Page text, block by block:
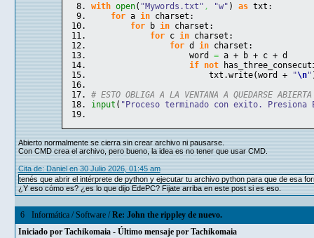
with open( "Mywords.txt" , "w" ) as txt:
for a in charset:
for b in charset:
for c in charset:
for d in charset:
word = a + b + c + d
if not
txt.write(word + "\n"
# ESTO OBLIGA A LA VENTANA A QUEDARSE
input ( "Proceso terminado con exito.
Abierto normalmente se cierra sin crear archivo ni pausarse.
Con CMD crea el archivo, pero bueno, la idea es no tener que usar CMD.
Cita de: Danielㅤ en 30 Julio 2026, 01:45 am
tenés que abrir el intérprete de python y ejecutar tu archivo python para que de esa
¿Y eso cómo es? ¿es lo que dijo EdePC? Fijate arriba en este post si es eso.
6 Informática /Software /Re: John the rippley de nuevo.
Iniciado por Tachikomaia- Último mensaje por Tachikomaia